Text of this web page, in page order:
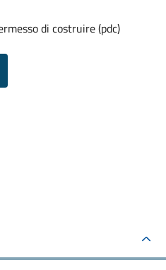
di costruire (pdc)